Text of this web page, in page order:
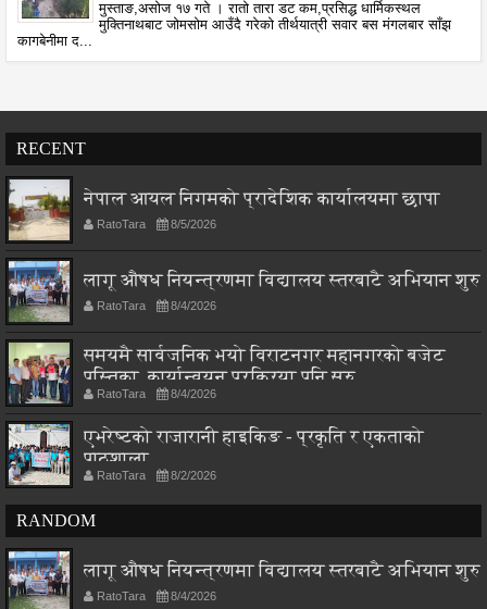
मुस्ताङ,असोज १७ गते । रातो तारा डट कम,प्रसिद्ध धार्मिकस्थल
मुक्तिनाथबाट जोमसोम आउँदै गरेको तीर्थयात्री सवार बस मंगलबार साँझ
कागबेनीमा द...
RECENT
नेपाल आयल निगमको प्रादेशिक कार्यालयमा छापा
RatoTara 8/5/2026
लागू औषध नियन्त्रणमा विद्यालय स्तरबाटै अभियान शुरु
RatoTara 8/4/2026
समयमै सार्वजनिक भयो विराटनगर महानगरको बजेट
पुस्तिका, कार्यान्वयन प्रक्रिया पनि सुरु
RatoTara 8/4/2026
एभरेष्टको राजारानी हाइकिङ - प्रकृति र एकताको
पाठशाला
RatoTara 8/2/2026
RANDOM
लागू औषध नियन्त्रणमा विद्यालय स्तरबाटै अभियान शुरु
RatoTara 8/4/2026